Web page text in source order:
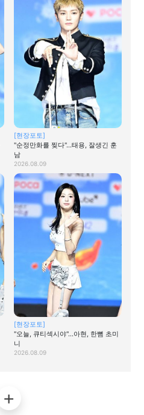
[현장포토]
"순정만화를 찢다"…태용, 잘생긴 훈
남
2026.08.09
[현장포토]
"오늘, 큐티섹시야"…아현, 한뼘 초미
니
2026.08.09